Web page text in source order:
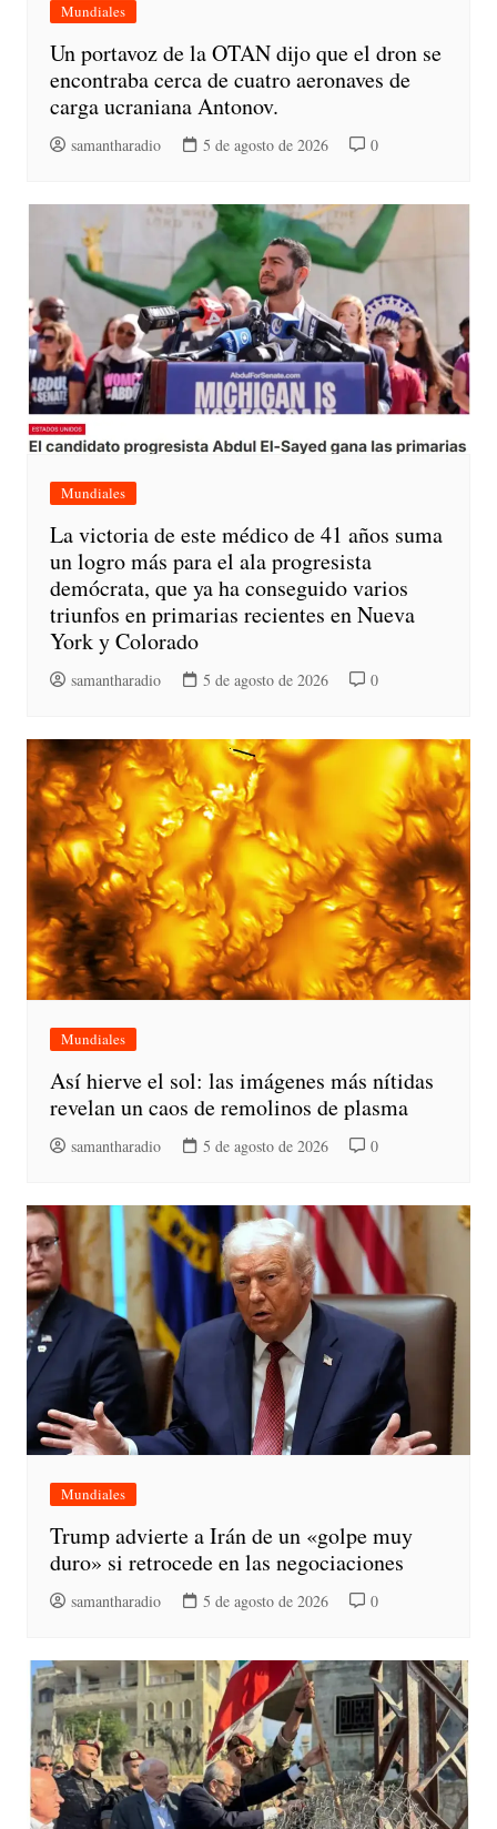
Mundiales
Un portavoz de la OTAN dijo que el dron se
encontraba cerca de cuatro aeronaves de
carga ucraniana Antonov.
samantharadio 5 de agosto de 2026 0
Mundiales
La victoria de este médico de 41 años suma
un logro más para el ala progresista
demócrata, que ya ha conseguido varios
triunfos en primarias recientes en Nueva
York y Colorado
samantharadio 5 de agosto de 2026 0
Mundiales
Así hierve el sol: las imágenes más nítidas
revelan un caos de remolinos de plasma
samantharadio 5 de agosto de 2026 0
Mundiales
Trump advierte a Irán de un «golpe muy
duro» si retrocede en las negociaciones
samantharadio 5 de agosto de 2026 0